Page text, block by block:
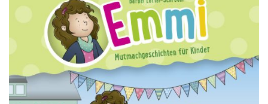
Ende
der
Bildergalerie
springen